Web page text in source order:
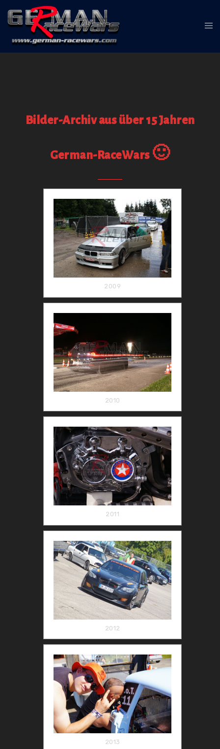
Inhalt
springen
Bilder-Archiv aus über 15 Jahren
German-RaceWars 🙂
2009
2010
2011
2012
2013